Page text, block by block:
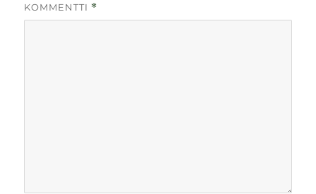
KOMMENTTI *